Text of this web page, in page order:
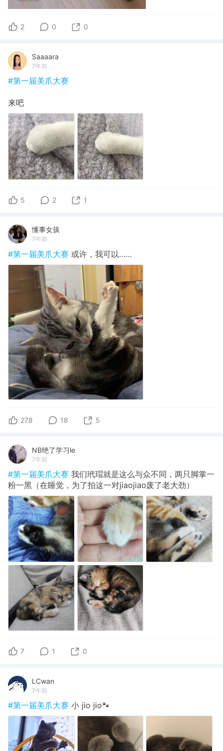
2 0 0
Saaaara
7年前
#第一届美爪大赛
来吧
5 2 1
懂事女孩
7年前
#第一届美爪大赛 或许，我可以……
278 18 5
NB绝了学习le
7年前
#第一届美爪大赛 我们玳瑁就是这么与众不同，两只脚掌一
粉一黑（在睡觉，为了拍这一对jiaojiao废了老大劲）
7 1 0
LCwan
7年前
#第一届美爪大赛 小 jio jio🐾